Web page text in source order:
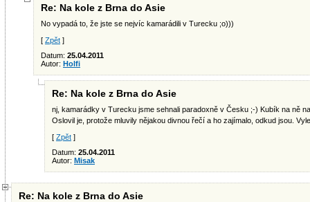
Re: Na kole z Brna do Asie
No vypadá to, že jste se nejvíc kamarádili v Turecku ;o)))
[ Zpět ]
Datum: 25.04.2011
Autor: Holfi
Re: Na kole z Brna do Asie
nj, kamarádky v Turecku jsme sehnali paradoxně v Česku ;-) Kubík na ně
Oslovil je, protože mluvily nějakou divnou řečí a ho zajímalo, odkud jsou.
[ Zpět ]
Datum: 25.04.2011
Autor: Misak
Re: Na kole z Brna do Asie